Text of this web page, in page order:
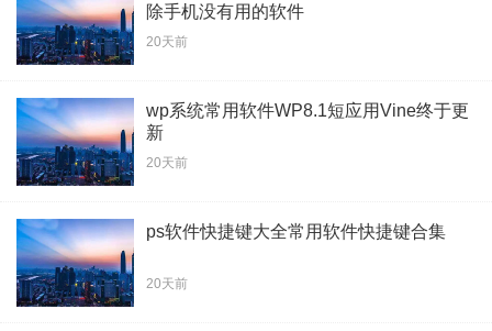
除手机没有用的软件
20天前
wp系统常用软件WP8.1短应用Vine终于更
新
20天前
ps软件快捷键大全常用软件快捷键合集
20天前